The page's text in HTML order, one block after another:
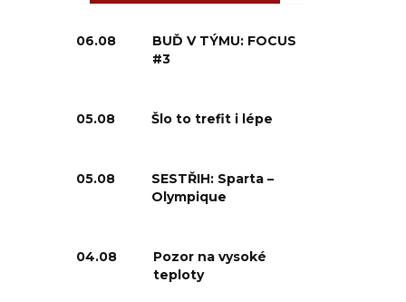
06.08
BUĎ V TÝMU: FOCUS
#3
05.08 Šlo to trefit i lépe
05.08
SESTŘIH: Sparta –
Olympique
04.08
Pozor na vysoké
teploty